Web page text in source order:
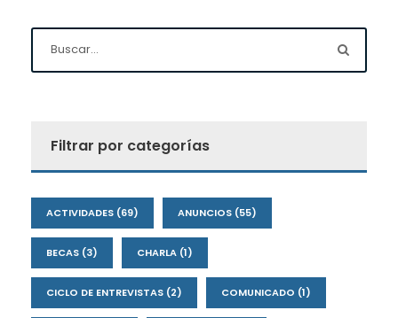
Filtrar por categorías
ACTIVIDADES (69) ANUNCIOS (55)
BECAS (3) CHARLA (1)
CICLO DE ENTREVISTAS (2) COMUNICADO (1)